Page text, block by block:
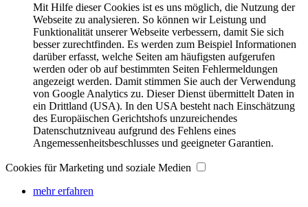
Mit Hilfe dieser Cookies ist es uns möglich, die Nutzung der
Webseite zu analysieren. So können wir Leistung und
Funktionalität unserer Webseite verbessern, damit Sie sich
besser zurechtfinden. Es werden zum Beispiel Informationen
darüber erfasst, welche Seiten am häufigsten aufgerufen
werden oder ob auf bestimmten Seiten Fehlermeldungen
angezeigt werden. Damit stimmen Sie auch der Verwendung
von Google Analytics zu. Dieser Dienst übermittelt Daten in
ein Drittland (USA). In den USA besteht nach Einschätzung
des Europäischen Gerichtshofs unzureichendes
Datenschutzniveau aufgrund des Fehlens eines
Angemessenheitsbeschlusses und geeigneter Garantien.
Cookies für Marketing und soziale Medien
mehr erfahren